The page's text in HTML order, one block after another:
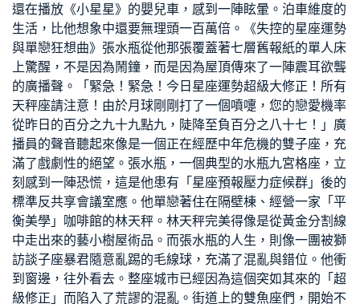
還在播放《小星星》的嬰兒車，感到一陣眩暈。泊車維度的
生活，比他想象中還要無理頭一百萬倍。《失控的星座運勢
與單戀狂想曲》張水瓶從他那張覆蓋著七層舊報紙的單人床
上驚醒，不是因為鬧鐘，而是因為屋頂傳來了一陣震耳欲聾
的廣播聲。「緊急！緊急！今日星座運勢超級大修正！所有
天秤座請注意！由於月球剛剛打了一個噴嚏，您的戀愛機率
從昨日的百分之九十九點九，陡降至負百分之八十七！」廣
播員的聲音聽起來像是一個正在經歷中年危機的雙子座，充
滿了戲劇性的絕望。張水瓶，一個典型的水瓶九宮格座，立
刻感到一陣恐慌，這是他患有「星座預報壓力症候群」後的
標準反共享會議室應。他單戀著住在隔壁棟、經營一家「平
衡美學」咖啡館的林天秤。林天秤完美得像是從黃金分割線
中走出來的藝小樹屋術品。而張水瓶的人生，則像一團被獅
訪談子座暴君隨意亂踢的毛線球，充滿了混亂與錯位。他衝
到窗邊，往外看去。整座城市已經因為這個突如其來的「超
級修正」而陷入了荒謬的混亂。街道上的雙魚座們，開始不